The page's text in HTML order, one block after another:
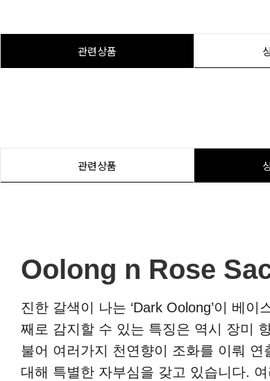
관련상품
관련상품
Oolong n Rose
진한 갈색이 나는 ‘Dark Oolong’이 베
째로 감지할 수 있는 특징은 역시 장미
불어 여러가지 천연향이 조화를 이뤄 연
대해 특별한 자부심을 갖고 있습니다.